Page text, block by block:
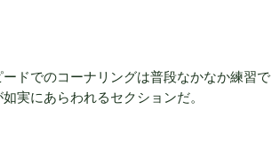
ドでのコーナリングは普段なかなか練習で
実にあらわれるセクションだ。